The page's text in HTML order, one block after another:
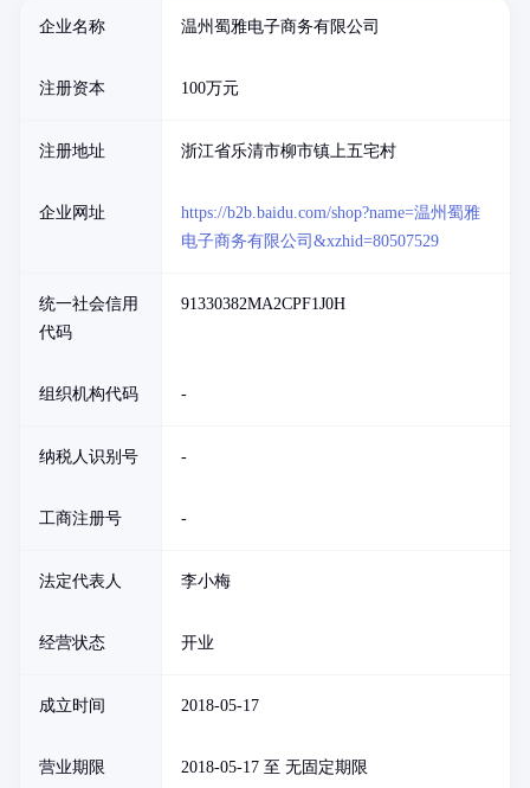
企业名称 温州蜀雅电子商务有限公司
注册资本 100万元
注册地址 浙江省乐清市柳市镇上五宅村
企业网址
https://b2b.baidu.com/shop?name=温州蜀雅
电子商务有限公司&xzhid=80507529
统一社会信用
代码
91330382MA2CPF1J0H
组织机构代码 -
纳税人识别号 -
工商注册号 -
法定代表人 李小梅
经营状态 开业
成立时间 2018-05-17
营业期限 2018-05-17 至 无固定期限